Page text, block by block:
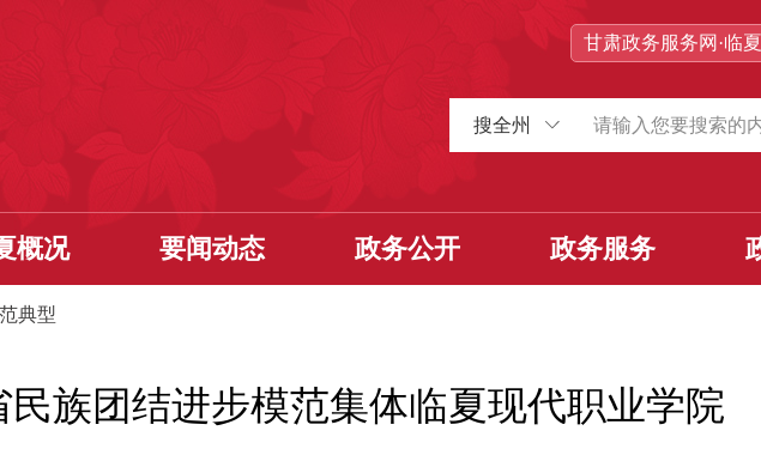
甘肃政务服务网·临
搜全州
概况 要闻动态 政务公开 政务服务
典型
民族团结进步模范集体临夏现代职业学院